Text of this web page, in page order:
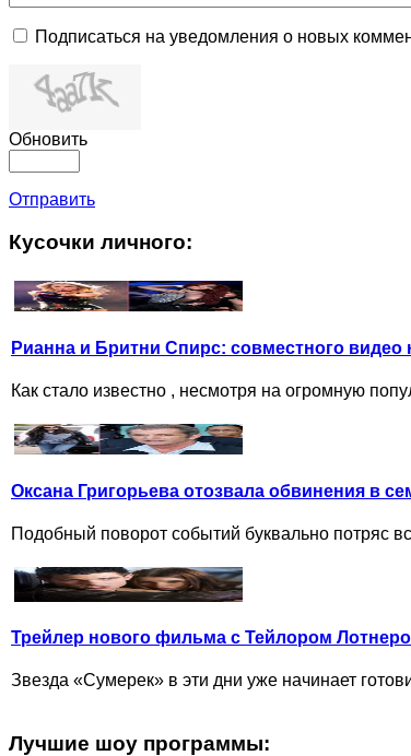
Подписаться на уведомления о новых
Обновить
Отправить
Кусочки личного:
Рианна и Бритни Спирс: совместного видео
Как стало известно , несмотря на огромную
Оксана Григорьева отозвала обвинения в
Подобный поворот событий буквально потряс
Трейлер нового фильма с Тейлором
Звезда «Сумерек» в эти дни уже начинает
Лучшие шоу программы: